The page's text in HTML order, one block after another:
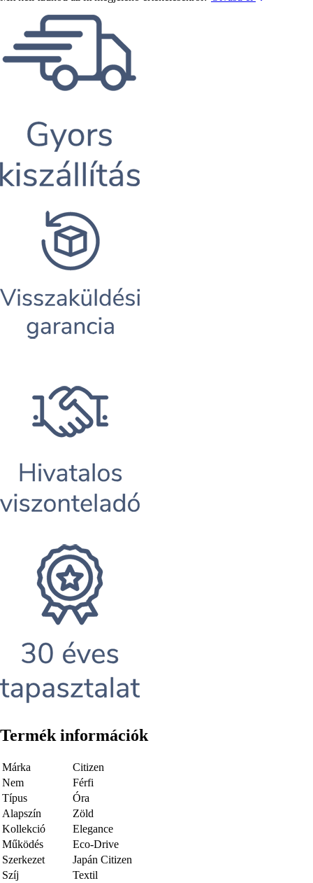
Termék információk
Márka
Citizen
Nem
Férfi
Típus
Óra
Alapszín
Zöld
Kollekció
Elegance
Működés
Eco-Drive
Szerkezet
Japán Citizen
Szíj
Textil